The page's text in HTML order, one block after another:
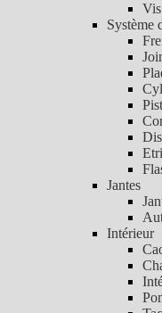
Système
Jantes
Intérieur